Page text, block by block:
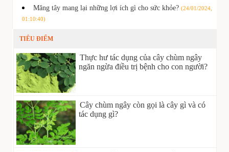
Măng tây mang lại những lợi ích gì cho sức khỏe? (24/01/2024,
01:10:40)
TIÊU ĐIỂM
Thực hư tác dụng của cây chùm ngây
ngăn ngừa điều trị bệnh cho con người?
Cây chùm ngây còn gọi là cây gì và có
tác dụng gì?